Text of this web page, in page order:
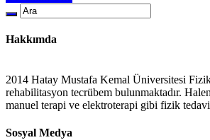
Hakkımda
2014 Hatay Mustafa Kemal Üniversitesi
rehabilitasyon tecrübem bulunmaktadır.
manuel terapi ve elektroterapi gibi fizik
Sosyal Medya